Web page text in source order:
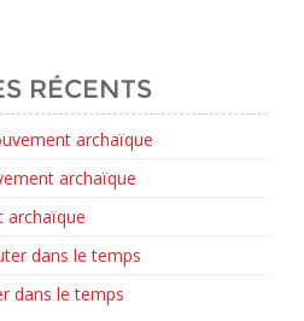
RÉCENTS
archaïque
archaïque
archaïque
dans le temps
dans le temps